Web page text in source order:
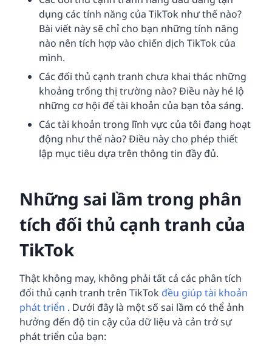
dụng các tính năng của TikTok như thế nào?
Bài viết này sẽ chỉ cho bạn những tính năng
nào nên tích hợp vào chiến dịch TikTok của
mình.
Các đối thủ cạnh tranh chưa khai thác những
khoảng trống thị trường nào? Điều này hé lộ
những cơ hội để tài khoản của bạn tỏa sáng.
Các tài khoản trong lĩnh vực của tôi đang hoạt
động như thế nào? Điều này cho phép thiết
lập mục tiêu dựa trên thông tin đầy đủ.
Những sai lầm trong phân
tích đối thủ cạnh tranh của
TikTok
Thật không may, không phải tất cả các phân tích
đối thủ cạnh tranh trên TikTok đều giúp tài khoản
phát triển . Dưới đây là một số sai lầm có thể ảnh
hưởng đến độ tin cậy của dữ liệu và cản trở sự
phát triển của bạn: